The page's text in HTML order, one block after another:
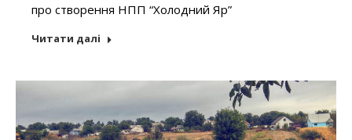
про створення НПП “Холодний Яр”
Читати далі